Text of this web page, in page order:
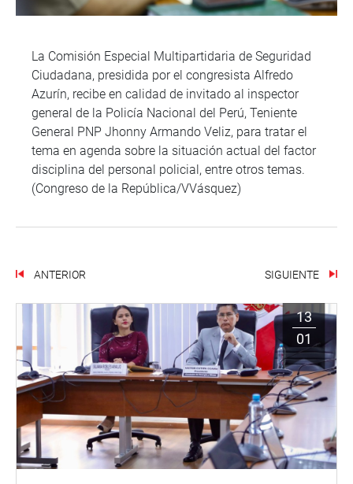
La Comisión Especial Multipartidaria de Seguridad
Ciudadana, presidida por el congresista Alfredo
Azurín, recibe en calidad de invitado al inspector
general de la Policía Nacional del Perú, Teniente
General PNP Jhonny Armando Veliz, para tratar el
tema en agenda sobre la situación actual del factor
disciplina del personal policial, entre otros temas.
(Congreso de la República/VVásquez)
ANTERIOR SIGUIENTE
13
01